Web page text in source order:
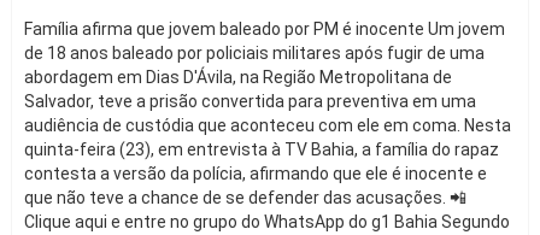
Família afirma que jovem baleado por PM é inocente Um jovem
de 18 anos baleado por policiais militares após fugir de uma
abordagem em Dias D'Ávila, na Região Metropolitana de
Salvador, teve a prisão convertida para preventiva em uma
audiência de custódia que aconteceu com ele em coma. Nesta
quinta-feira (23), em entrevista à TV Bahia, a família do rapaz
contesta a versão da polícia, afirmando que ele é inocente e
que não teve a chance de se defender das acusações. 📲
Clique aqui e entre no grupo do WhatsApp do g1 Bahia Segundo